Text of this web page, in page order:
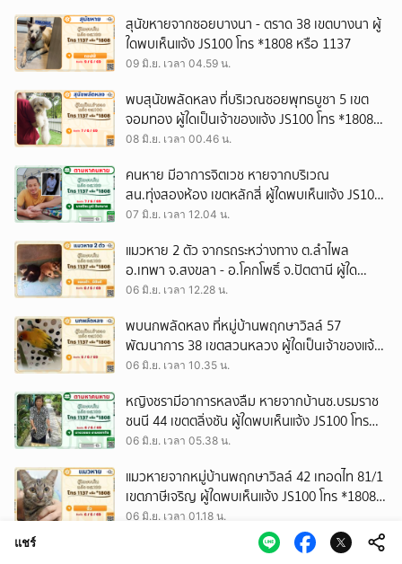
สุนัขหายจากซอยบางนา - ตราด 38 เขตบางนา ผู้
ใดพบเห็นแจ้ง JS100 โทร *1808 หรือ 1137
09 มิ.ย. เวลา 04.59 น.
พบสุนัขพลัดหลง ที่บริเวณซอยพุทธบูชา 5 เขต
จอมทอง ผู้ใดเป็นเจ้าของแจ้ง JS100 โทร *1808
หรือ 1137
08 มิ.ย. เวลา 00.46 น.
คนหาย มีอาการจิตเวช หายจากบริเวณ
สน.ทุ่งสองห้อง เขตหลักสี่ ผู้ใดพบเห็นแจ้ง JS100
โทร *1808 หรือ 1137
07 มิ.ย. เวลา 12.04 น.
แมวหาย 2 ตัว จากรถระหว่างทาง ต.ลำไพล
อ.เทพา จ.สงขลา - อ.โคกโพธิ์ จ.ปัตตานี ผู้ใด
พบเห็นแจ้ง JS100 โทร *1808 หรือ 1137
06 มิ.ย. เวลา 12.28 น.
พบนกพลัดหลง ที่หมู่บ้านพฤกษาวิลล์ 57
พัฒนาการ 38 เขตสวนหลวง ผู้ใดเป็นเจ้าของแจ้ง
JS100 โทร *1808 หรือ 1137
06 มิ.ย. เวลา 10.35 น.
หญิงชรามีอาการหลงลืม หายจากบ้านซ.บรมราช
ชนนี 44 เขตตลิ่งชัน ผู้ใดพบเห็นแจ้ง JS100 โทร
*1808 หรือ 1137
06 มิ.ย. เวลา 05.38 น.
แมวหายจากหมู่บ้านพฤกษาวิลล์ 42 เทอดไท 81/1
เขตภาษีเจริญ ผู้ใดพบเห็นแจ้ง JS100 โทร *1808
หรือ 1137
06 มิ.ย. เวลา 01.18 น.
พบสุนัขพลัดหลงที่บริเวณ ถ.ราชพฤกษ์ ขาออก
แชร์